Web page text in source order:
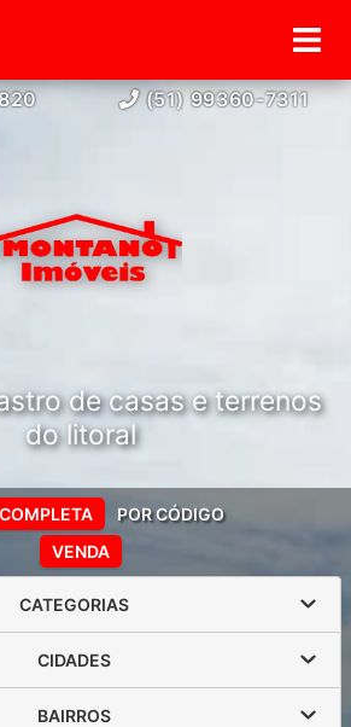
(51) 99360-7311
de casas e terrenos
do litoral
VENDA
POR CÓDIGO
CATEGORIAS
CIDADES
BAIRROS